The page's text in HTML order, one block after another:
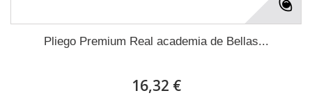
Pliego Premium Real academia de Bellas...
16,32 €